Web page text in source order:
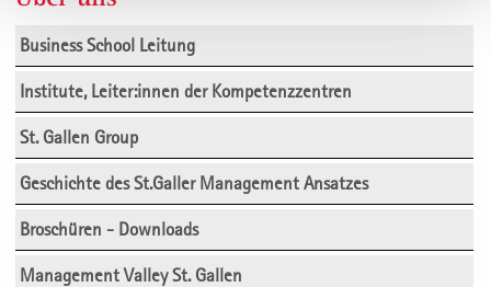
Business School Leitung
Institute, Leiter:innen der Kompetenzzentren
St. Gallen Group
Geschichte des St.Galler Management Ansatzes
Broschüren - Downloads
Management Valley St. Gallen